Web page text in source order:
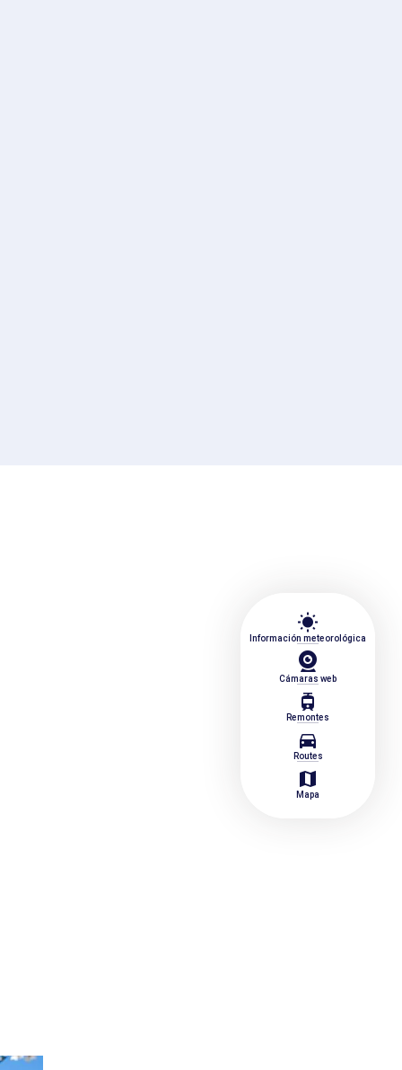
wb_sunny
Información meteorológica
Cámaras web
tram
Remontes
directions_car
Routes
map
Mapa